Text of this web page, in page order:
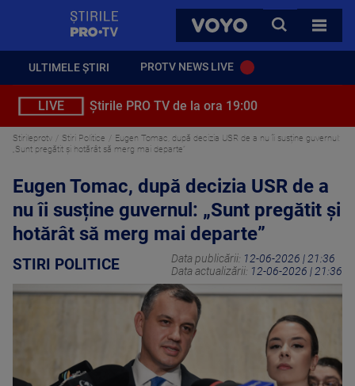
VOYO
CAUTA
TOATE
ULTIMELE ȘTIRI PROTV NEWS LIVE
LIVE Știrile PRO TV de la ora 19:00
Stirileprotv Stiri Politice
Eugen Tomac, după decizia USR de a nu îi susține guvernul:
„Sunt pregătit şi hotărât să merg mai departe”
Eugen Tomac, după decizia USR de a
nu îi susține guvernul: „Sunt pregătit şi
hotărât să merg mai departe”
STIRI POLITICE Data publicării: 12-06-2026 | 21:36
Data actualizării: 12-06-2026 | 21:36